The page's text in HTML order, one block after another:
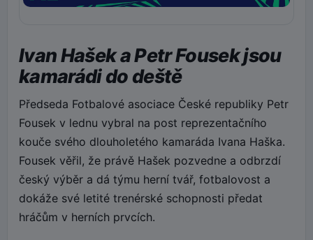
Ivan Hašek a Petr Fousek jsou
kamarádi do deště
Předseda Fotbalové asociace České republiky Petr
Fousek v lednu vybral na post reprezentačního
kouče svého dlouholetého kamaráda Ivana Haška.
Fousek věřil, že právě Hašek pozvedne a odbrzdí
český výběr a dá týmu herní tvář, fotbalovost a
dokáže své letité trenérské schopnosti předat
hráčům v herních prvcích.